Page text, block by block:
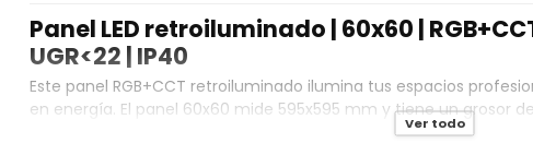
Panel LED retroiluminado | 60x60 |
UGR<22 | IP40
Este panel RGB+CCT retroiluminado ilumina tus espacios
en energía. El panel 60x60 mide 595x595 mm y tiene un grosor
instalación en techos de estructura. Este modelo, sin parpadeo,
Ver todo